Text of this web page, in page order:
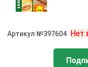
Артикул №397604 Нет